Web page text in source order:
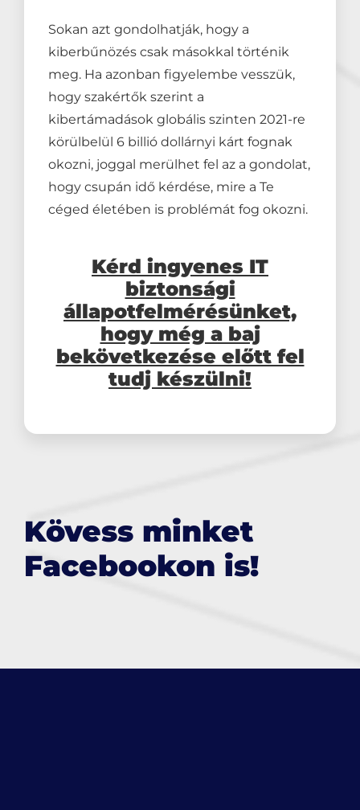
Sokan azt gondolhatják, hogy a
kiberbűnözés csak másokkal történik
meg. Ha azonban figyelembe vesszük,
hogy szakértők szerint a
kibertámadások globális szinten 2021-re
körülbelül 6 billió dollárnyi kárt fognak
okozni, joggal merülhet fel az a gondolat,
hogy csupán idő kérdése, mire a Te
céged életében is problémát fog okozni.
Kérd ingyenes IT
biztonsági
állapotfelmérésünket,
hogy még a baj
bekövetkezése előtt fel
tudj készülni!
Kövess minket
Facebookon is!